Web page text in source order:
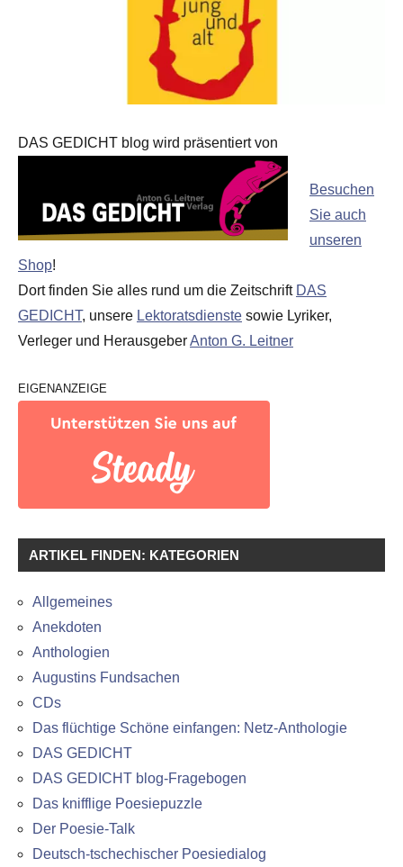
DAS GEDICHT blog wird präsentiert von
Besuchen
Sie auch
unseren
Shop!
Dort finden Sie alles rund um die Zeitschrift DAS
GEDICHT, unsere Lektoratsdienste sowie Lyriker,
Verleger und HerausgeberAnton G. Leitner
EIGENANZEIGE
ARTIKEL FINDEN: KATEGORIEN
Allgemeines
Anekdoten
Anthologien
Augustins Fundsachen
CDs
Das flüchtige Schöne einfangen: Netz-Anthologie
DAS GEDICHT
DAS GEDICHT blog-Fragebogen
Das knifflige Poesiepuzzle
Der Poesie-Talk
Deutsch-tschechischer Poesiedialog